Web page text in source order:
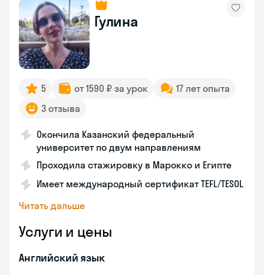
Гулина
5 от 1590 ₽ за урок
17 лет опыта
3 отзыва
Окончила Казанский федеральный
университет по двум направлениям
Проходила стажировку в Марокко и Египте
Имеет международный сертификат TEFL/TESOL
Читать дальше
Услуги и цены
Английский язык